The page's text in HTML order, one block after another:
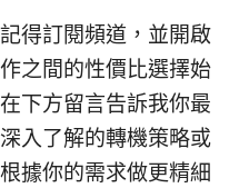
得訂閱頻道，並開啟
之間的性價比選擇始
下方留言告訴我你最
入了解的轉機策略或
據你的需求做更精細